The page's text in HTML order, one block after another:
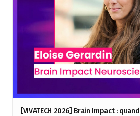
[VIVATECH 2026] Brain Impact :